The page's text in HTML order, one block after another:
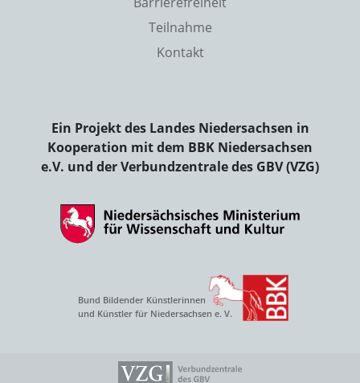
Teilnahme
Kontakt
Ein Projekt des Landes Niedersachsen in
Kooperation mit dem BBK Niedersachsen
e.V. und der Verbundzentrale des GBV (VZG)
Bund Bildender Künstlerinnen
und Künstler für Niedersachsen e. V.